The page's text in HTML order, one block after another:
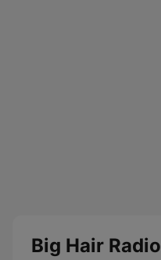
Big Hair Radio